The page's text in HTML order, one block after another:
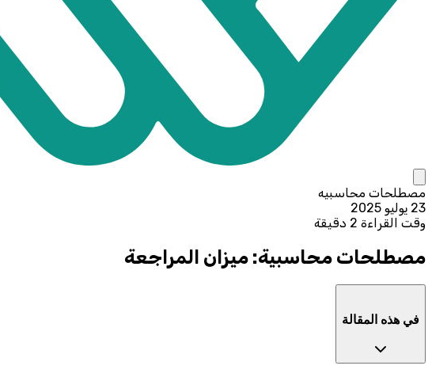
مصطلحات محاسبيه
23 يوليو 2025
وقت القراءة 2 دقيقة
مصطلحات محاسبية: ميزان المراجعة
في هذه المقالة